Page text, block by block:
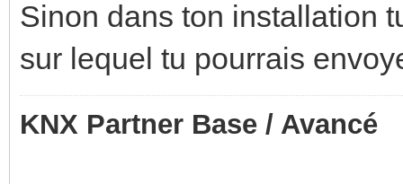
Sinon dans ton installation
sur lequel tu pourrais
KNX Partner Base / Avancé